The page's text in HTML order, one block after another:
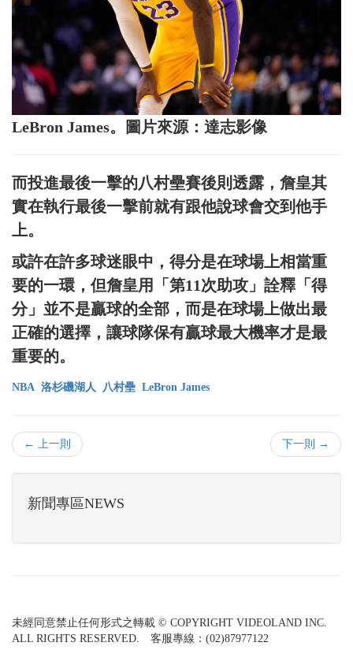
LeBron James。圖片來源：達志影像
而投進最後一擊的八村壘賽後則透露，詹皇其
實在執行最後一擊前就有跟他說球會交到他手
上。
或許在許多球迷眼中，得分是在球場上相當重
要的一環，但詹皇用「第11次助攻」詮釋「得
分」並不是贏球的全部，而是在球場上做出最
正確的選擇，讓球隊保有贏球最大機率才是最
重要的。
NBA 洛杉磯湖人 八村壘 LeBron James
← 上一則 下一則 →
新聞專區NEWS
未經同意禁止任何形式之轉載 © COPYRIGHT VIDEOLAND INC.
ALL RIGHTS RESERVED. 客服專線：(02)87977122